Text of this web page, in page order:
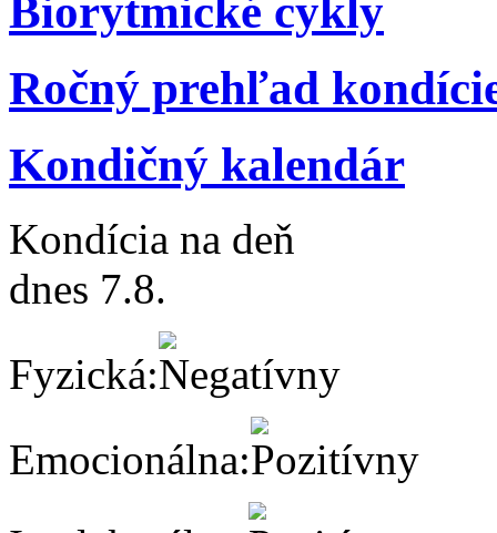
Biorytmické cykly
Ročný prehľad
Kondičný kalendár
Kondícia na deň
dnes 7.8.
Fyzická:
Emocionálna: